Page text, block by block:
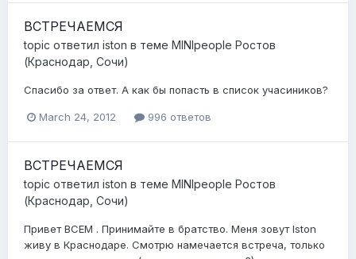
ВСТРЕЧАЕМСЯ
topic ответил iston в теме MINIpeople Ростов
(Краснодар, Сочи)
Спасибо за ответ. А как бы попасть в список учасиников?
March 24, 2012 996 ответов
ВСТРЕЧАЕМСЯ
topic ответил iston в теме MINIpeople Ростов
(Краснодар, Сочи)
Привет ВСЕМ . Принимайте в братство. Меня зовут Iston
живу в Краснодаре. Смотрю намечается встреча, только